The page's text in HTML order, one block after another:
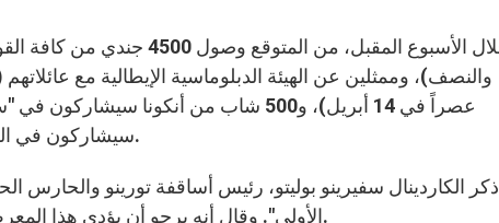
والنصف)، وممثلين عن الهيئة الدبلوماسية الإيطالية مع
سيشاركون في القداس الذي سيقام نهار الأحد 18 أبريل داخل الكاتدرائية.
ذكر الكاردينال سفيرينو بوليتو، رئيس أساقفة تورينو
الأولى". وقال أنه يرجو أن يؤدي هذا المعرض إلى هداية القلوب ومساعدة الآخرين بشكل ملموس.